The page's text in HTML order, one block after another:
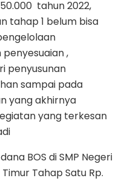
tahun 2022,
tahap 1 belum bisa
,
penyusunan
sampai pada
yang akhirnya
yang terkesan
BOS di SMP Negeri
Tahap Satu Rp.